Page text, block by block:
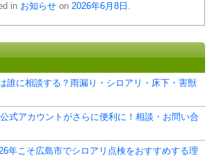
in お知らせ on 2026年6月8日 .
誰に相談する？雨漏り・シロアリ・床下・害獣
式アカウントがさらに便利に！相談・お問い合
年こそ広島市でシロアリ点検をおすすめする理